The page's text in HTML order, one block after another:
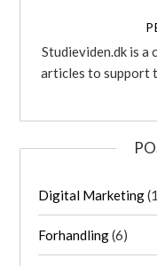
Studieviden.dk is a
articles to support
Digital Marketing
Forhandling(6)